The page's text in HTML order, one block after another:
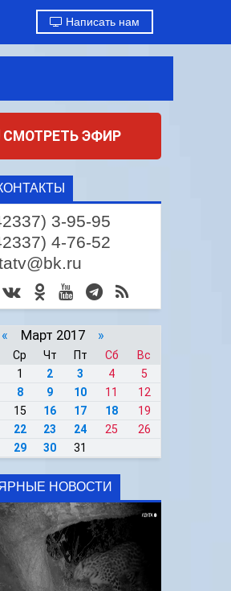
Написать нам
СМОТРЕТЬ ЭФИР
3-95-95
4-76-52
« Март 2017 »
Ср Чт Пт Сб
Вс
1
2 3 4
5
8 9 10 11
12
15 16 17 18
19
22 23 24 25
26
29 30 31
НОВОСТИ